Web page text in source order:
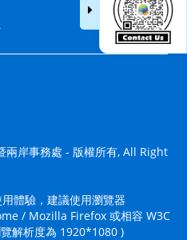
兩岸事務處 - 版權所有, All Right
體驗，建議使用瀏覽器
/ Mozilla Firefox 或相容 W3C
解析度為 1920*1080 )